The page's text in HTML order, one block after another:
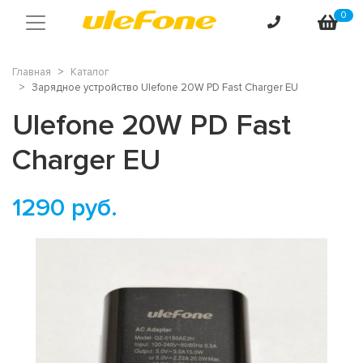
0
Главная
Каталог
Зарядное устройство Ulefone 20W PD Fast Charger EU
Ulefone 20W PD Fast
Charger EU
1290 руб.